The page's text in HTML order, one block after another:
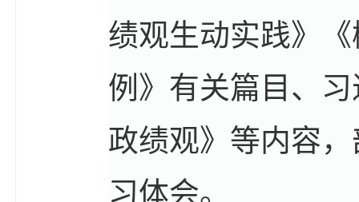
绩观生动实践》
例》有关篇目、
政绩观》等内容
习体会。